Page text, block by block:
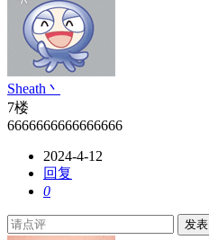
Sheath丶
7楼
6666666666666666
2024-4-12
回复
0
发表